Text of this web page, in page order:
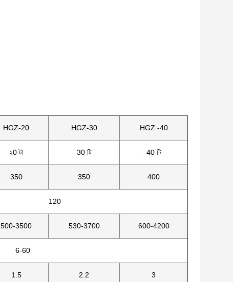
HGZ-20 HGZ-30 HGZ -40
২0 টা 30 টি 40 টি
350 350 400
120
500-3500 530-3700 600-4200
6-60
1.5 2.2 3